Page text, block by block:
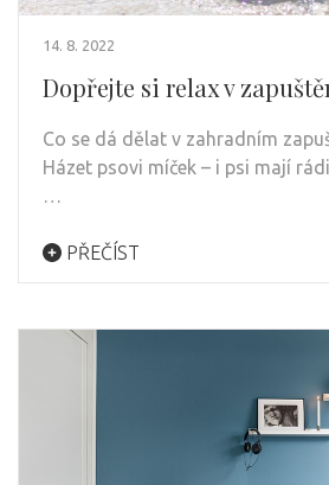
14. 8. 2022
Dopřejte si relax v
Co se dá dělat v zahradním
Házet psovi míček – i psi mají
…
PŘEČÍST